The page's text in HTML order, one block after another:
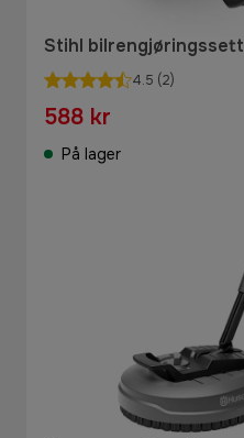
Stihl bilrengjøringssett
4.5 (2)
588 kr
På lager